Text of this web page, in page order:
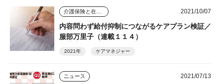
介護保険と在宅介護のゆくえ 2021/10/07
内容問わず給付抑制につながるケアプラン検証／
服部万里子（連載１１４）
2021年 ケアマネジャー
ニュース 2021/07/13